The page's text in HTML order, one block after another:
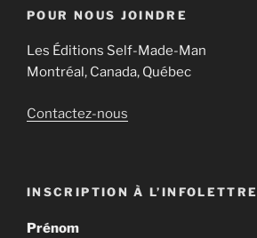
POUR NOUS JOINDRE
Les Éditions Self-Made-Man
Montréal, Canada, Québec
Contactez-nous
INSCRIPTION À L’INFOLETTRE
Prénom